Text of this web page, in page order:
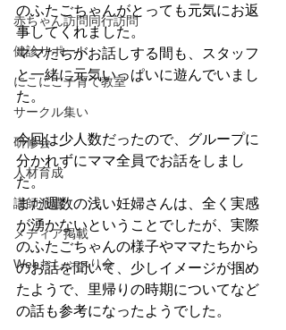
赤ちゃん訪問同行訪問
健診サポート
にこにこ子育て教室
サークル集い
研修会
人材育成
講師派遣
メディア掲載
Webおしゃべり会
のふたごちゃんがとっても元気にお返
事してくれました。
ママたちがお話しする間も、スタッフ
と一緒に元気いっぱいに遊んでいまし
た。
今回は少人数だったので、グループに
分かれずにママ全員でお話をしまし
た。
まだ週数の浅い妊婦さんは、全く実感
が湧かないということでしたが、実際
のふたごちゃんの様子やママたちから
のお話を聞いて、少しイメージが掴め
たようで、里帰りの時期についてなど
の話も参考になったようでした。